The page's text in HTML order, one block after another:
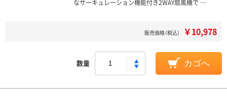
なサーキュレーション機能付き2WAY扇風機で …
販売価格（税込） ￥10,978
数量 カゴへ